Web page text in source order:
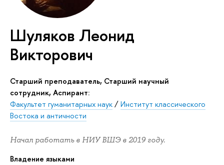
Шуляков Леонид
Викторович
Старший преподаватель, Старший научный
сотрудник, Аспирант:
Факультет гуманитарных наук/Институт классического
Востока и античности
Начал работать в НИУ ВШЭ в 2019 году.
Владение языками